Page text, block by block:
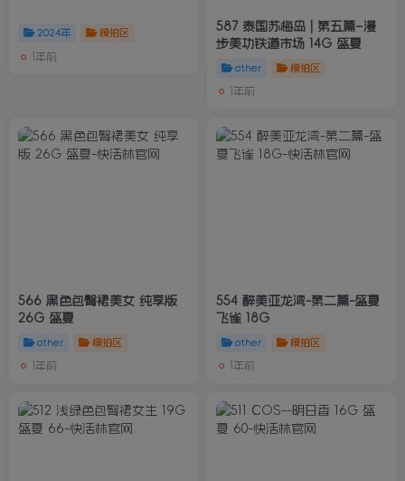
2024年 模拍区
1年前
587 泰国苏梅岛 | 第五篇–漫
步美功铁道市场 14G 盛夏
other 模拍区
1年前
566 黑色包臀裙美女 纯享版
26G 盛夏
other 模拍区
1年前
554 醉美亚龙湾-第二篇-盛夏
飞雀 18G
other 模拍区
1年前